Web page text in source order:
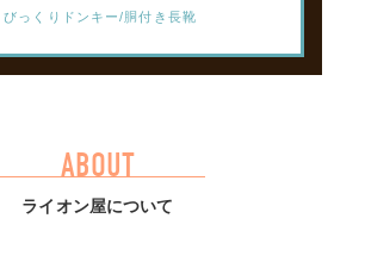
びっくりドンキー/胴付き長靴
ABOUT
ライオン屋について